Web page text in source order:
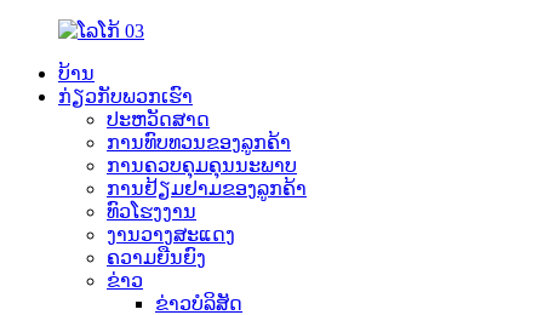
ບ້ານ
ກ່ຽວກັບພວກເຮົາ
ປະຫວັດສາດ
ການທົບທວນຂອງລູກຄ້າ
ການຄວບຄຸມຄຸນນະພາບ
ການຢ້ຽມຢາມຂອງລູກຄ້າ
ທົວໂຮງງານ
ງານວາງສະແດງ
ຄວາມຍືນຍົງ
ຂ່າວ
ຂ່າວບໍລິສັດ